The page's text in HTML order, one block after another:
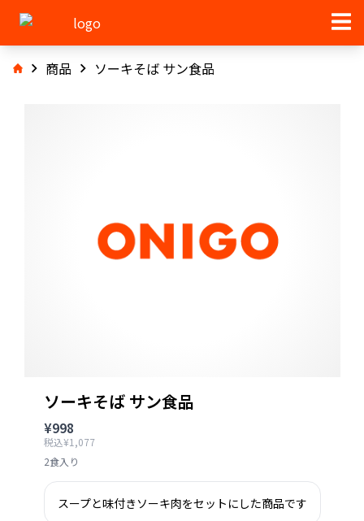
商品 ソーキそば サン食品
ソーキそば サン食品
¥998
税込¥1,077
2食入り
スープと味付きソーキ肉をセットにした商品です